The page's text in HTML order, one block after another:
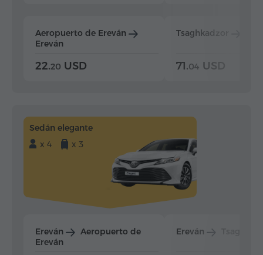
Aeropuerto de Ereván
Ereván
22.20 USD
Tsaghkadzor
71.04 USD
Sedán elegante
x 4
x 3
Ereván
Aeropuerto de
Ereván
Ereván